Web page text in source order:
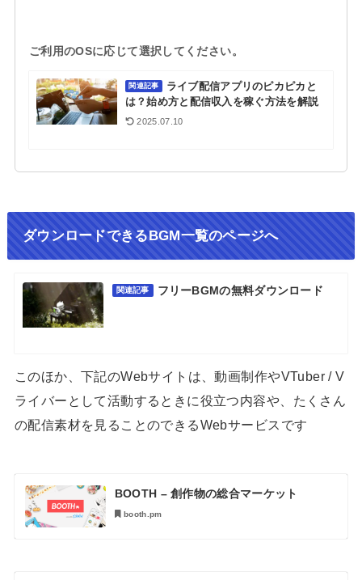
ご利用のOSに応じて選択してください。
関連記事
ライブ配信アプリのピカピカと
は？始め方と配信収入を稼ぐ方法を解説
2025.07.10
ダウンロードできるBGM一覧のページへ
関連記事 フリーBGMの無料ダウンロード
このほか、下記のWebサイトは、動画制作やVTuber / V
ライバーとして活動するときに役立つ内容や、たくさん
の配信素材を見ることのできるWebサービスです
BOOTH – 創作物の総合マーケット
booth.pm